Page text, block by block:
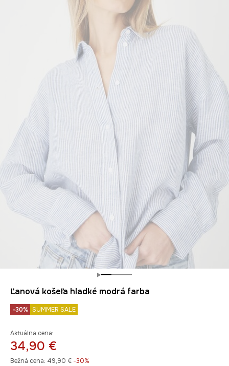
Ľanová košeľa hladké modrá farba
-30% SUMMER SALE
Aktuálna cena:
34,90 €
Bežná cena: 49,90 € -30%